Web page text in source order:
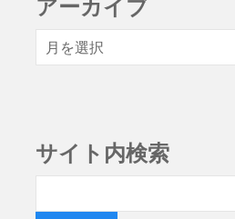
アーカイブ
サイト内検索